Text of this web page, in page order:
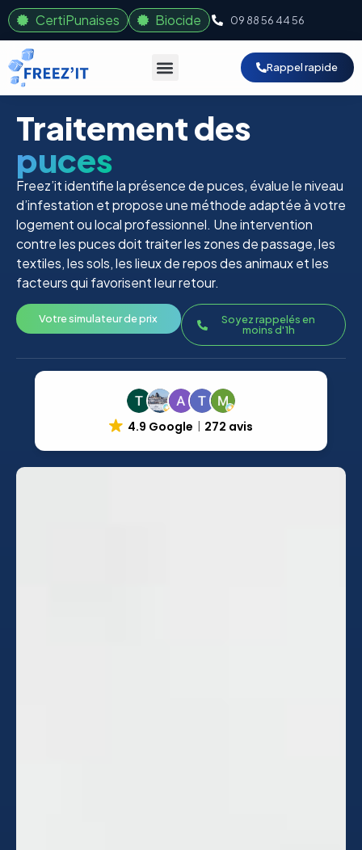
CertiPunaises Biocide 09 88 56 44 56
Rappel rapide
Traitement des
puces
Freez’it identifie la présence de puces, évalue le niveau
d’infestation et propose une méthode adaptée à votre
logement ou local professionnel. Une intervention
contre les puces doit traiter les zones de passage, les
textiles, les sols, les lieux de repos des animaux et les
facteurs qui favorisent leur retour.
Votre simulateur de prix
Soyez rappelés en
moins d'1h
4.9 Google 272 avis